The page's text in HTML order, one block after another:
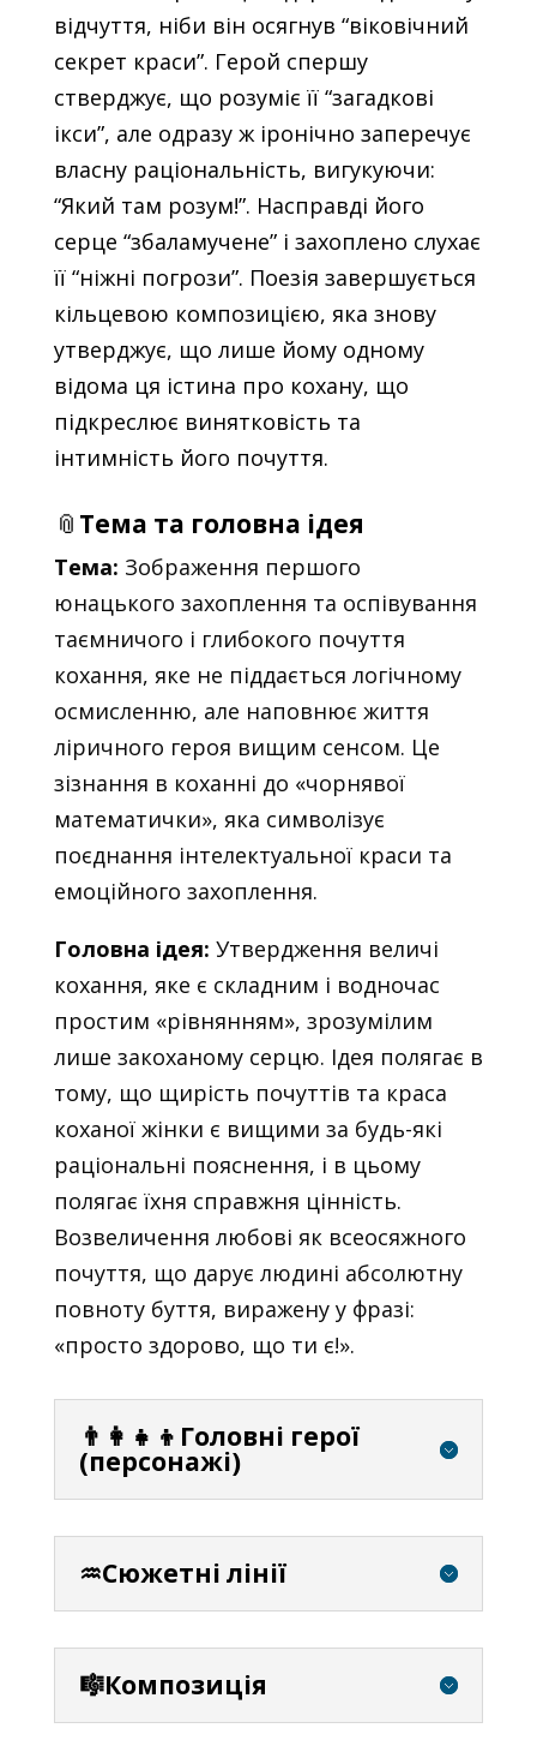
відчуття, ніби він осягнув “віковічний
секрет краси”. Герой спершу
стверджує, що розуміє її “загадкові
ікси”, але одразу ж іронічно заперечує
власну раціональність, вигукуючи:
“Який там розум!”. Насправді його
серце “збаламучене” і захоплено слухає
її “ніжні погрози”. Поезія завершується
кільцевою композицією, яка знову
утверджує, що лише йому одному
відома ця істина про кохану, що
підкреслює винятковість та
інтимність його почуття.
📎 Тема та головна ідея
Тема: Зображення першого
юнацького захоплення та оспівування
таємничого і глибокого почуття
кохання, яке не піддається логічному
осмисленню, але наповнює життя
ліричного героя вищим сенсом. Це
зізнання в коханні до «чорнявої
математички», яка символізує
поєднання інтелектуальної краси та
емоційного захоплення.
Головна ідея: Утвердження величі
кохання, яке є складним і водночас
простим «рівнянням», зрозумілим
лише закоханому серцю. Ідея полягає в
тому, що щирість почуттів та краса
коханої жінки є вищими за будь-які
раціональні пояснення, і в цьому
полягає їхня справжня цінність.
Возвеличення любові як всеосяжного
почуття, що дарує людині абсолютну
повноту буття, виражену у фразі:
«просто здорово, що ти є!».
👨‍👩‍👧‍👦Головні герої
(персонажі)
♒Сюжетні лінії
🎼Композиція